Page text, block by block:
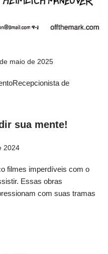
maio de 2025
de
sua mente!
2024
filmes imperdíveis com o
Essas obras
com suas tramas